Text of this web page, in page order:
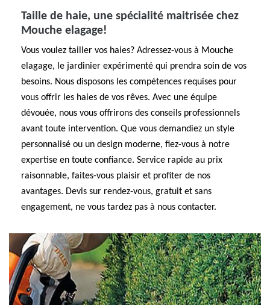
Taille de haie, une spécialité maitrisée chez
Mouche elagage!
Vous voulez tailler vos haies? Adressez-vous à Mouche
elagage, le jardinier expérimenté qui prendra soin de vos
besoins. Nous disposons les compétences requises pour
vous offrir les haies de vos rêves. Avec une équipe
dévouée, nous vous offrirons des conseils professionnels
avant toute intervention. Que vous demandiez un style
personnalisé ou un design moderne, fiez-vous à notre
expertise en toute confiance. Service rapide au prix
raisonnable, faites-vous plaisir et profiter de nos
avantages. Devis sur rendez-vous, gratuit et sans
engagement, ne vous tardez pas à nous contacter.